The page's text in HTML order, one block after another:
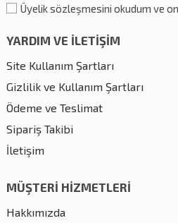
Üyelik sözleşmesini okudum ve
YARDIM VE İLETİŞİM
Site Kullanım Şartları
Gizlilik ve Kullanım Şartları
Ödeme ve Teslimat
Sipariş Takibi
İletişim
MÜŞTERİ HİZMETLERİ
Hakkımızda